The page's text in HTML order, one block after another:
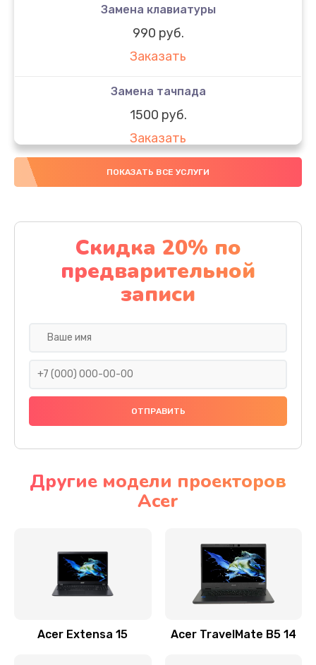
Замена клавиатуры
990 руб.
Заказать
Замена тачпада
1500 руб.
Заказать
Замена южного моста
Заказать
Чистка от пыли
1060 руб.
Заказать
Ремонт подсветки
Настройка BIOS
Замена видеочипа
Заказать
ПОКАЗАТЬ ВСЕ УСЛУГИ
Скидка 20% по
предварительной
записи
Другие модели проекторов
Acer
Acer Extensa 15 Acer TravelMate B5 14